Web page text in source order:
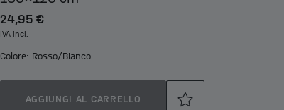
24,95 €
IVA incl.
Colore: Rosso/Bianco
AGGIUNGI AL CARRELLO